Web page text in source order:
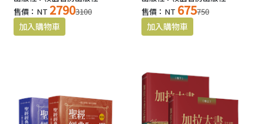
售價：NT 27903100
售價：NT 675750